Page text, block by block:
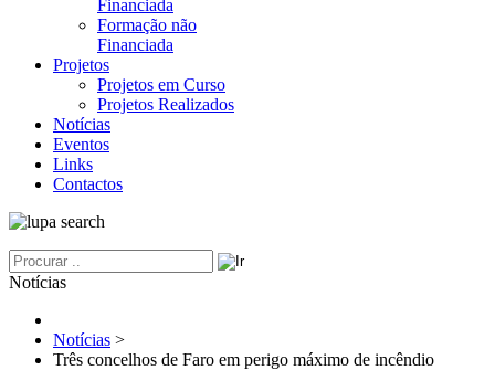
Financiada
Formação não
Financiada
Projetos
Projetos em Curso
Projetos Realizados
Notícias
Eventos
Links
Contactos
Notícias
Notícias >
Três concelhos de Faro em perigo máximo de incêndio